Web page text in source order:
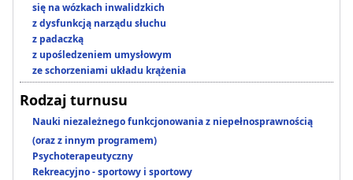
się na wózkach inwalidzkich
z dysfunkcją narządu słuchu
z padaczką
z upośledzeniem umysłowym
ze schorzeniami układu krążenia
Rodzaj turnusu
Nauki niezależnego funkcjonowania z niepełnosprawnością
(oraz z innym programem)
Psychoterapeutyczny
Rekreacyjno - sportowy i sportowy